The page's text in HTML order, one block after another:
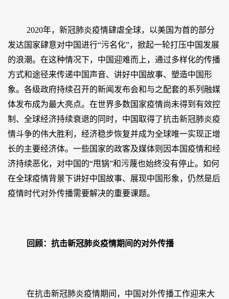
2020年，新冠肺炎疫情肆虐全球，以美国为首的部分
发达国家肆意对中国进行“污名化”，掀起一轮打压中国发展
的浪潮。在这种情况下，中国迎难而上，通过多样化的传播
方式和途径来传递中国声音、讲好中国故事、塑造中国形
象。各级政府持续召开的新闻发布会和与之配套的系列融媒
体发布成为最大亮点。在世界多数国家疫情尚未得到有效控
制、全球经济持续衰退的同时，中国取得了抗击新冠肺炎疫
情斗争的伟大胜利，经济稳步恢复并成为全球唯一实现正增
长的主要经济体。一些国家的政客及媒体则因本国疫情和经
济持续恶化，对中国的“甩锅”和污蔑也始终没有停止。如何
在全球疫情背景下讲好中国故事、展现中国形象，仍然是后
疫情时代对外传播需要解决的重要课题。
回顾：抗击新冠肺炎疫情期间的对外传播
在抗击新冠肺炎疫情期间，中国对外传播工作迎来大